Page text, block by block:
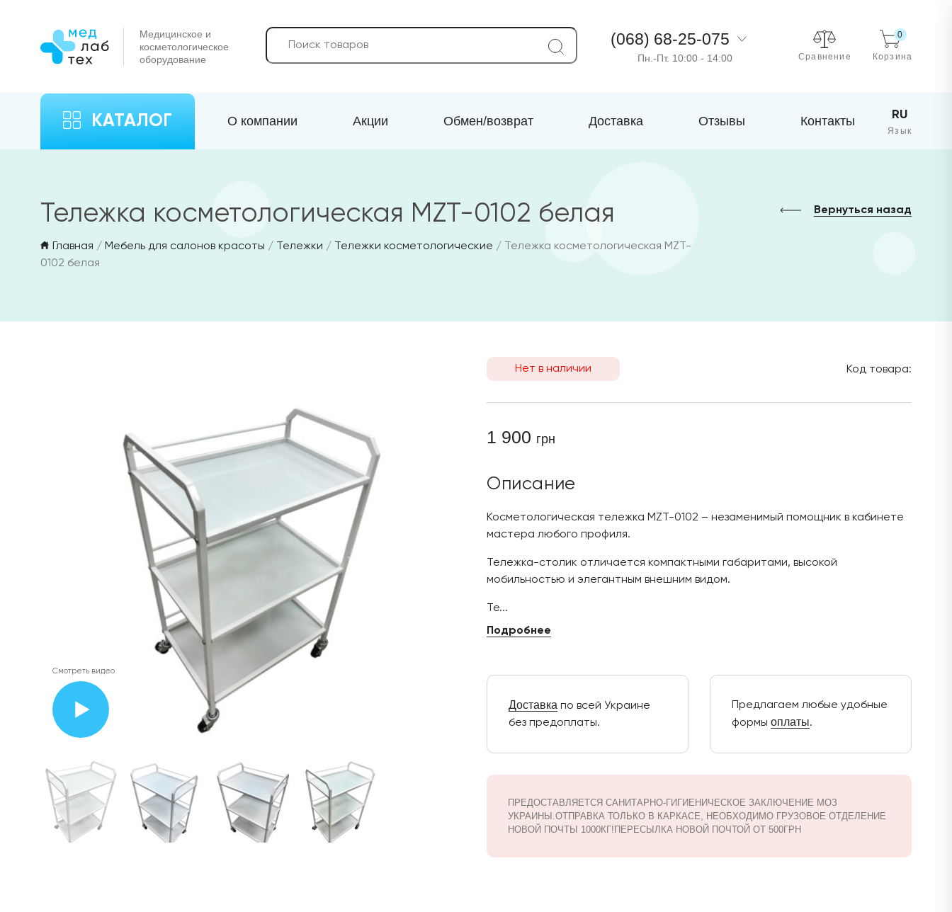
Медицинское и
косметологическое
оборудование
(068) 68-25-075
Пн.-Пт. 10:00 - 14:00 Сравнение
0
Корзина
КАТАЛОГ О компании Акции Обмен/возврат Доставка Отзывы Контакты RU
Тележка косметологическая MZT-0102 белая
Главная / Мебель для салонов красоты / Тележки / Тележки косметологические / Тележка косметологическая MZT-
0102 белая
Вернуться назад
Смотреть видео
Нет в наличии Код товара:
1 900 грн
Описание
Косметологическая тележка MZT-0102 – незаменимый помощник в кабинете
мастера любого профиля.
Тележка-столик отличается компактными габаритами, высокой
мобильностью и элегантным внешним видом.
Те...
Подробнее
Доставка по всей Украине
без предоплаты.
Предлагаем любые удобные
формы оплаты.
ПРЕДОСТАВЛЯЕТСЯ САНИТАРНО-ГИГИЕНИЧЕСКОЕ ЗАКЛЮЧЕНИЕ МОЗ
УКРАИНЫ.ОТПРАВКА ТОЛЬКО В КАРКАСЕ, НЕОБХОДИМО ГРУЗОВОЕ ОТДЕЛЕНИЕ
НОВОЙ ПОЧТЫ 1000КГ!ПЕРЕСЫЛКА НОВОЙ ПОЧТОЙ ОТ 500ГРН